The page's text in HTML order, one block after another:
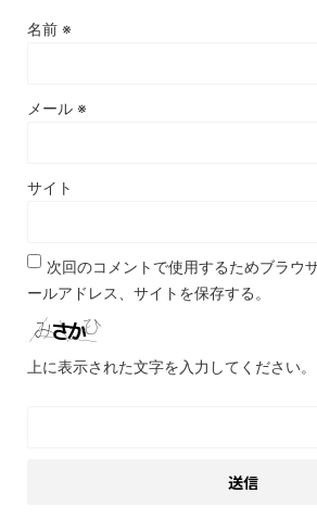
名前 ※
メール ※
サイト
次回のコメントで使用するためブラウ
ールアドレス、サイトを保存する。
上に表示された文字を入力してください。